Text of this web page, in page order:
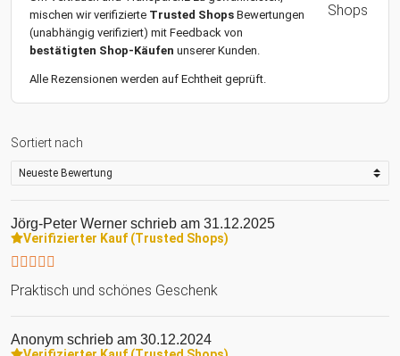
mischen wir verifizierte Trusted Shops Bewertungen
(unabhängig verifiziert) mit Feedback von
bestätigten Shop-Käufen unserer Kunden.
Alle Rezensionen werden auf Echtheit geprüft.
Sortiert nach
Jörg-Peter Werner schrieb am 31.12.2025
Verifizierter Kauf (Trusted Shops)
Praktisch und schönes Geschenk
Anonym schrieb am 30.12.2024